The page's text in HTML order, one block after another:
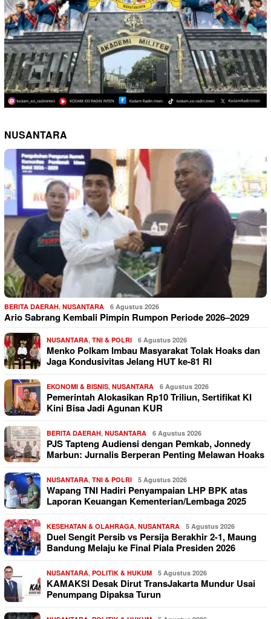
NUSANTARA
BERITA DAERAH, NUSANTARA 6 Agustus 2026
Ario Sabrang Kembali Pimpin Rumpon Periode 2026–2029
NUSANTARA, TNI & POLRI 6 Agustus 2026
Menko Polkam Imbau Masyarakat Tolak Hoaks dan
Jaga Kondusivitas Jelang HUT ke-81 RI
EKONOMI & BISNIS, NUSANTARA 6 Agustus 2026
Pemerintah Alokasikan Rp10 Triliun, Sertifikat KI
Kini Bisa Jadi Agunan KUR
BERITA DAERAH, NUSANTARA 6 Agustus 2026
PJS Tapteng Audiensi dengan Pemkab, Jonnedy
Marbun: Jurnalis Berperan Penting Melawan Hoaks
NUSANTARA, TNI & POLRI 5 Agustus 2026
Wapang TNI Hadiri Penyampaian LHP BPK atas
Laporan Keuangan Kementerian/Lembaga 2025
KESEHATAN & OLAHRAGA, NUSANTARA 5 Agustus 2026
Duel Sengit Persib vs Persija Berakhir 2-1, Maung
Bandung Melaju ke Final Piala Presiden 2026
NUSANTARA, POLITIK & HUKUM 5 Agustus 2026
KAMAKSI Desak Dirut TransJakarta Mundur Usai
Penumpang Dipaksa Turun